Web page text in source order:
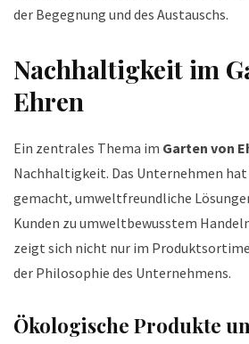
der Begegnung und des Austauschs.
Nachhaltigkeit im
Ehren
Ein zentrales Thema im Garten von
Nachhaltigkeit. Das Unternehmen hat
gemacht, umweltfreundliche
Kunden zu umweltbewusstem
zeigt sich nicht nur im
der Philosophie des Unternehmens.
Ökologische Produkte